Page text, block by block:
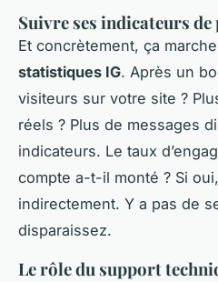
Suivre ses indicateurs
Et concrètement, ça
statistiques IG. Après un
visiteurs sur votre site ?
réels ? Plus de messages
indicateurs. Le taux
compte a-t-il monté ? Si
indirectement. Y a pas de
disparaissez.
Le rôle du support